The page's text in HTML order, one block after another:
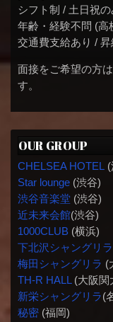
シフト制 / 土日祝の
年齢・経験不問 (高
交通費支給あり / 昇
面接をご希望の方は
す。
OUR GROUP
CHELSEA HOTEL
Star lounge(渋谷)
渋谷音楽堂(渋谷)
近未来会館(渋谷)
1000CLUB(横浜)
下北沢シャングリラ
梅田シャングリラ (
TH-R HALL(大阪関
新栄シャングリラ(
秘密(福岡)